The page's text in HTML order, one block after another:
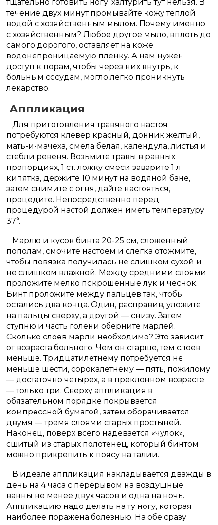
тщательно готовить ногу, халтурить тут нельзя. В
течение двух минут промывайте кожу теплой
водой с хозяйственным мылом. Почему именно
с хозяйственным? Любое другое мыло, вплоть до
самого дорогого, оставляет на коже
водонепроницаемую пленку. А нам нужен
доступ к порам, чтобы через них внутрь, к
больным сосудам, могло легко проникнуть
лекарство.
Аппликация
Для приготовления травяного настоя
потребуются клевер красный, донник желтый,
мать-и-мачеха, омела белая, календула, листья и
стебли ревеня. Возьмите травы в равных
пропорциях, 1 ст. ложку смеси заварите 1 л
кипятка, держите 10 минут на водяной бане,
затем снимите с огня, дайте настояться,
процедите. Непосредственно перед
процедурой настой должен иметь температуру
37°.
Марлю и кусок бинта 20-25 см, сложенный
пополам, смочите настоем и слегка отожмите,
чтобы повязка получилась не слишком сухой и
не слишком влажной. Между средними слоями
проложите мелко покрошенные лук и чеснок.
Бинт проложите между пальцев так, чтобы
остались два конца. Один, расправив, уложите
на пальцы сверху, а другой — снизу. Затем
ступню и часть голени оберните марлей.
Сколько слоев марли необходимо? Это зависит
от возраста больного. Чем он старше, тем слоев
меньше. Тридцатилетнему потребуется не
меньше шести, сорокалетнему — пять, пожилому
— достаточно четырех, а в преклонном возрасте
— только три. Сверху аппликация в
обязательном порядке покрывается
компрессной бумагой, затем оборачивается
двумя — тремя слоями старых простыней.
Наконец, поверх всего надевается «чулок»,
сшитый из старых полотенец, который бинтом
можно прикрепить к поясу на талии.
В идеале аппликация накладывается дважды в
день на 4 часа с перерывом на воздушные
ванны не менее двух часов и одна на ночь.
Аппликацию надо делать на ту ногу, которая
наиболее поражена болезнью. На обе сразу